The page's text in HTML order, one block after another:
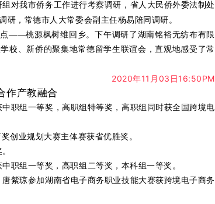
对我市侨务工作进行考察调研，省人大民侨外委法制处
，常德市人大常委会副主任杨易陪同调研。
——桃源枫树维回乡。下午调研了湖南铭裕无纺布有限
校、新侨的聚集地常德留学生联谊会，直观地感受了常
2020年11月03日16:50PM
作产教融合
职组一等奖，高职组特等奖，高职组同时获全国跨境电
创业规划大赛主体赛获省优胜奖。
职组一等奖，高职组二等奖，本科组一等奖。
紫琼参加湖南省电子商务职业技能大赛获跨境电子商务